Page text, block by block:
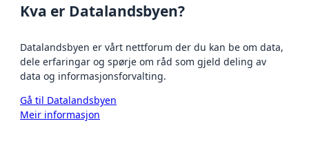
Kva er Datalandsbyen?
Datalandsbyen er vårt nettforum der du kan be om data,
dele erfaringar og spørje om råd som gjeld deling av
data og informasjonsforvalting.
Gå til Datalandsbyen
Meir informasjon